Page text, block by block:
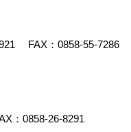
FAX：0858-55-7286
：0858-26-8291